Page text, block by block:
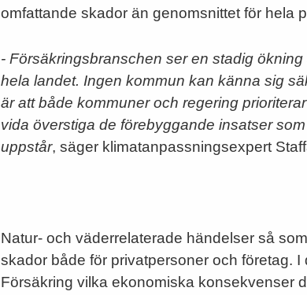
omfattande skador än genomsnittet för hela
- Försäkringsbranschen ser en stadig
hela landet. Ingen kommun kan känna sig
är att både kommuner och regering
vida överstiga de förebyggande insatser
uppstår, säger klimatanpassningsexpert
Natur- och väderrelaterade händelser så
skador både för privatpersoner och företag.
Försäkring vilka ekonomiska konsekvenser